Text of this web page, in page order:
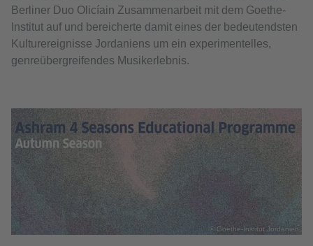
Berliner Duo Olicíain Zusammenarbeit mit dem Goethe-
Institut auf und bereicherte damit eines der bedeutendsten
Kulturereignisse Jordaniens um ein experimentelles,
genreübergreifendes Musikerlebnis.
© Goethe-Institut Jordanien